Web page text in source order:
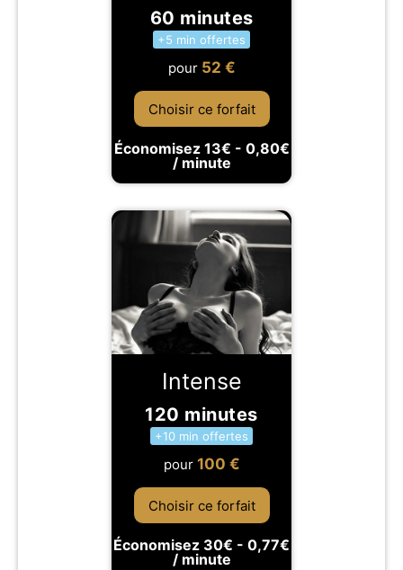
60 minutes
+5 min offertes
pour 52 €
Choisir ce forfait
Économisez 13€ - 0,80€
/ minute
Intense
120 minutes
+10 min offertes
pour 100 €
Choisir ce forfait
Économisez 30€ - 0,77€
/ minute